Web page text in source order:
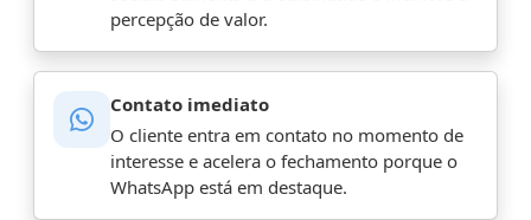
percepção de valor.
Contato imediato
O cliente entra em contato no momento de
interesse e acelera o fechamento porque o
WhatsApp está em destaque.